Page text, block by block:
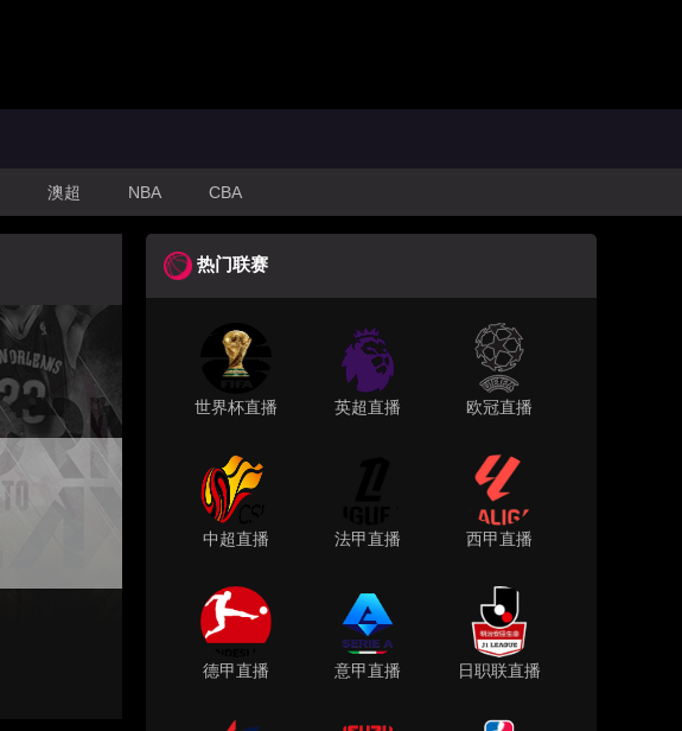
澳超 NBA CBA
热门联赛
世界杯直播 英超直播 欧冠直播
中超直播 法甲直播 西甲直播
德甲直播 意甲直播 日职联直播